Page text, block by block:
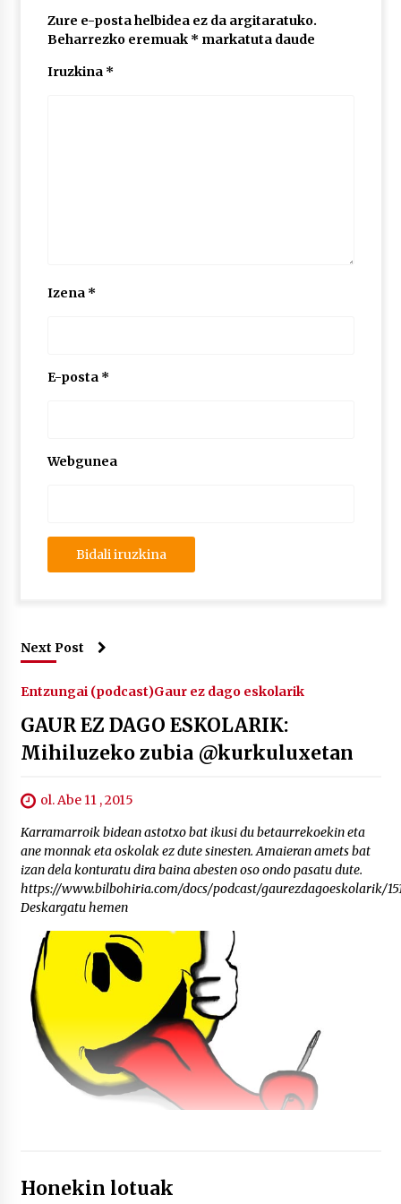
Zure e-posta helbidea ez da argitaratuko.
Beharrezko eremuak * markatuta daude
Iruzkina *
Izena *
E-posta *
Webgunea
Next Post
Entzungai (podcast)Gaur ez dago eskolarik
GAUR EZ DAGO ESKOLARIK:
Mihiluzeko zubia @kurkuluxetan
ol. Abe 11 , 2015
Karramarroik bidean astotxo bat ikusi du betaurrekoekin eta
ane monnak eta oskolak ez dute sinesten. Amaieran amets bat
izan dela konturatu dira baina abesten oso ondo pasatu dute.
https://www.bilbohiria.com/docs/podcast/gaurezdagoeskolarik/
Deskargatu hemen
Honekin lotuak